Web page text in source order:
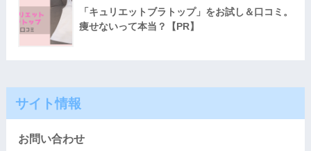
「キュリエットブラトップ」をお試し＆口コミ。
痩せないって本当？【PR】
サイト情報
お問い合わせ